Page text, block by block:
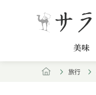
美味
旅行